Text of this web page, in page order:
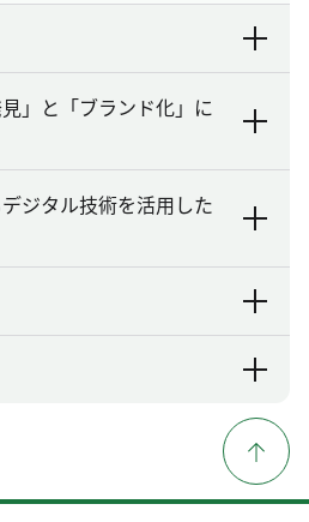
」と「ブランド化」に
ジタル技術を活用した